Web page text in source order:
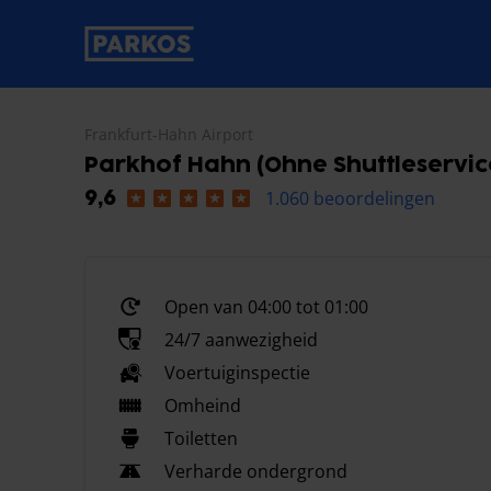
label-voor-primaire-navigatie
Frankfurt-Hahn Airport
Parkhof Hahn (Ohne
9,6
1.060 beoordelingen
Open van 04:00 tot 01:00
24/7 aanwezigheid
Voertuiginspectie
Omheind
Toiletten
Verharde ondergrond